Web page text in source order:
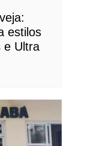
estilos
e Ultra